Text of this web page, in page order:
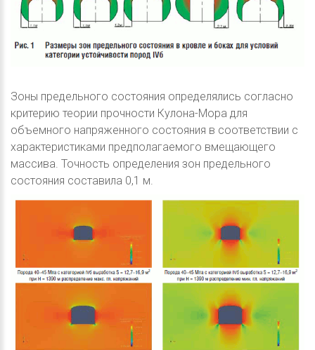
Зоны предельного состояния определялись согласно
критерию теории прочности Кулона-Мора для
объемного напряженного состояния в соответствии с
характеристиками предполагаемого вмещающего
массива. Точность определения зон предельного
состояния составила 0,1 м.